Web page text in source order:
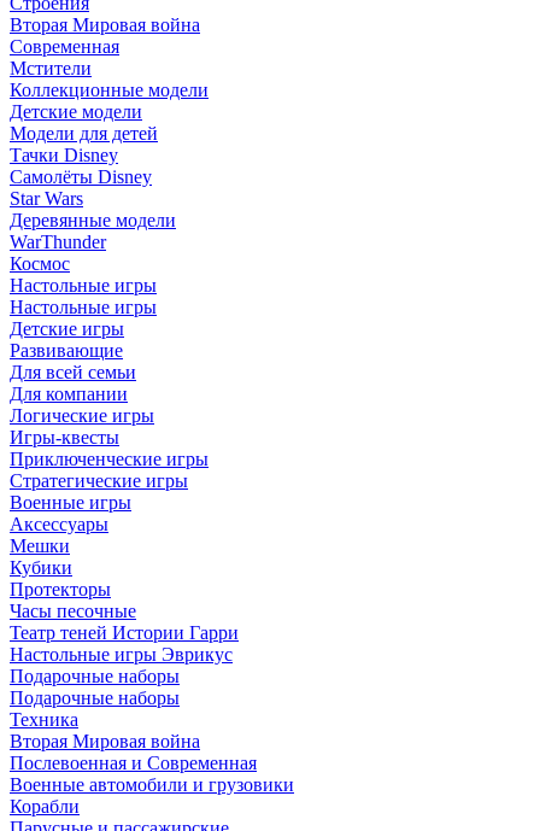
Вторая Мировая война
Современная
Мстители
Коллекционные модели
Детские модели
Модели для детей
Тачки Disney
Самолёты Disney
Star Wars
Деревянные модели
WarThunder
Космос
Настольные игры
Настольные игры
Детские игры
Развивающие
Для всей семьи
Для компании
Логические игры
Игры-квесты
Приключенческие игры
Стратегические игры
Военные игры
Аксессуары
Мешки
Кубики
Протекторы
Часы песочные
Театр теней Истории Гарри
Настольные игры Эврикус
Подарочные наборы
Подарочные наборы
Техника
Вторая Мировая война
Послевоенная и Современная
Военные автомобили и грузовики
Корабли